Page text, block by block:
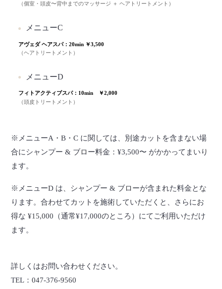
（個室・頭皮〜背中までのマッサージ ＋ ヘアトリートメント）
メニューC
アヴェダ ヘアスパ：20min ￥3,500
（ヘアトリートメント）
メニューD
フィトアクティブスパ：10min ￥2,000
（頭皮トリートメント）
※メニューA・B・C に関しては、別途カットを含まない場
合にシャンプー & ブロー料金：¥3,500〜 がかかってまいり
ます。
※メニューD は、シャンプー & ブローが含まれた料金とな
ります。合わせてカットを施術していただくと、さらにお
得な ¥15,000（通常¥17,000のところ）にてご利用いただけ
ます。
詳しくはお問い合わせください。
TEL：047-376-9560